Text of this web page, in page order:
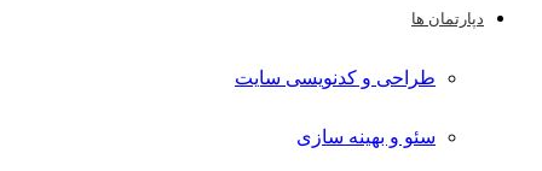
دپارتمان ها
طراحی و کدنویسی سایت
سئو و بهینه سازی